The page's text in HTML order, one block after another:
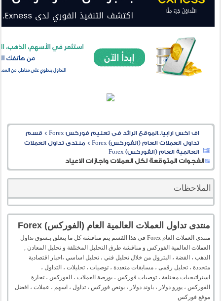
اف اكس ارابيا..الموقع الرائد فى تعليم فوركس Forex > قسم
تداول العملات العام (الفوركس) Forex
> منتدى تداول العملات
العالمية العام (الفوركس) Forex
الفجوات المتوقعة لكل العملات واجازات الاعياد
الملاحظات
منتدى تداول العملات العالمية العام (الفوركس) Forex
منتدى العملات العام Forex فى هذا القسم يتم مناقشه كل ما يتعلق بـسوق تداول
العملات العالمية الفوركس و مناقشة طرق التحليل المختلفة و تحليل المعادن ,
الذهب ، الفضة ، البترول من خلال تحليل فني ، تحليل اساسي ،اخبار اقتصادية
متجددة ، تحليل رقمى ، مسابقات متعددة ، توصيات ، تحليلات ، التداول ،
استراتيجيات مختلفة ، توصيات فوركس ، بورصة العملات ، الفوركس ، تجارة
الفوركس ، يورو دولار ، باوند دولار ، بونص فوركس ، تداول ، اسهم ، عملات ، افضل
موقع فوركس